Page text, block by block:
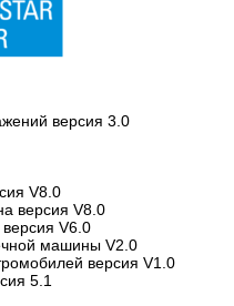
версия 3.0
V8.0
версия V8.0
V6.0
машины V2.0
версия V1.0
5.1